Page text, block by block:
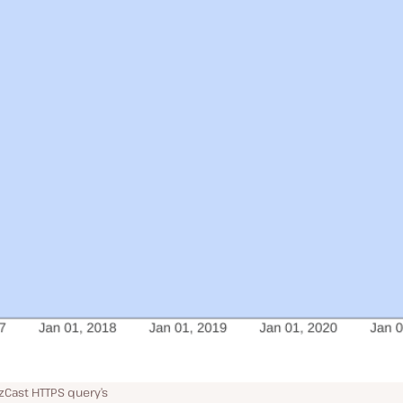
HTTPS query’s